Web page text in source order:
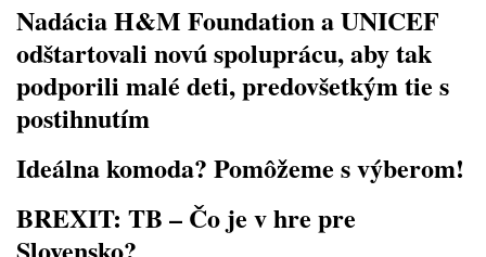
Nadácia H&M Foundation a UNICEF
odštartovali novú spoluprácu, aby tak
podporili malé deti, predovšetkým tie s
postihnutím
Ideálna komoda? Pomôžeme s výberom!
BREXIT: TB – Čo je v hre pre